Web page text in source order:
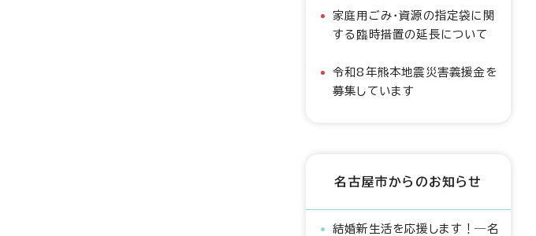
家庭用ごみ・資源の指定袋に関
する臨時措置の延長について
令和8年熊本地震災害義援金を
募集しています
名古屋市からのお知らせ
結婚新生活を応援します！―名